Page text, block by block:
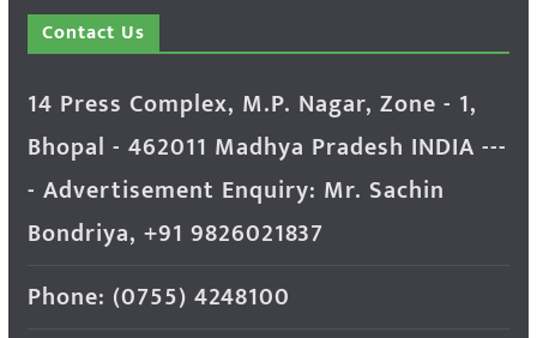
Contact Us
14 Press Complex, M.P. Nagar, Zone - 1,
Bhopal - 462011 Madhya Pradesh INDIA ---
- Advertisement Enquiry: Mr. Sachin
Bondriya, +91 9826021837
Phone: (0755) 4248100